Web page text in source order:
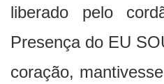
liberado pelo
Presença do EU
coração,